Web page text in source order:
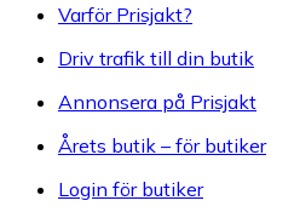
Varför Prisjakt?
Driv trafik till din butik
Annonsera på Prisjakt
Årets butik – för butiker
Login för butiker